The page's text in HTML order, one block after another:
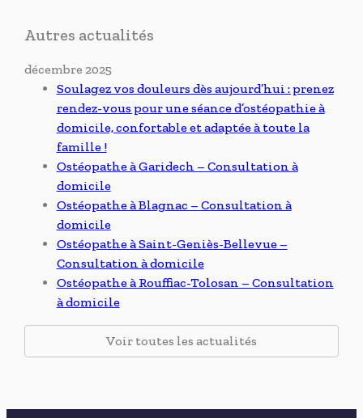
Autres actualités
décembre 2025
Soulagez vos douleurs dès aujourd’hui : prenez
rendez-vous pour une séance d’ostéopathie à
domicile, confortable et adaptée à toute la
famille !
Ostéopathe à Garidech – Consultation à
domicile
Ostéopathe à Blagnac – Consultation à
domicile
Ostéopathe à Saint-Geniès-Bellevue –
Consultation à domicile
Ostéopathe à Rouffiac-Tolosan – Consultation
à domicile
Voir toutes les actualités